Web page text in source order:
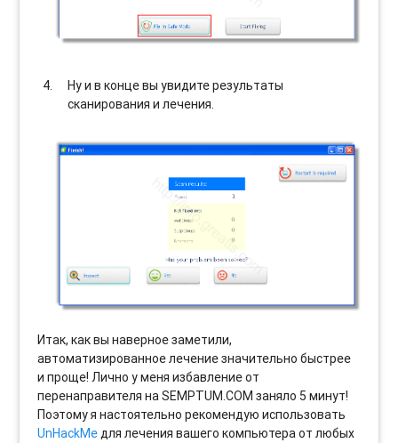
Ну и в конце вы увидите результаты
сканирования и лечения.
Итак, как вы наверное заметили,
автоматизированное лечение значительно быстрее
и проще! Лично у меня избавление от
перенаправителя на SEMPTUM.COM заняло 5 минут!
Поэтому я настоятельно рекомендую использовать
UnHackMeдля лечения вашего компьютера от любых